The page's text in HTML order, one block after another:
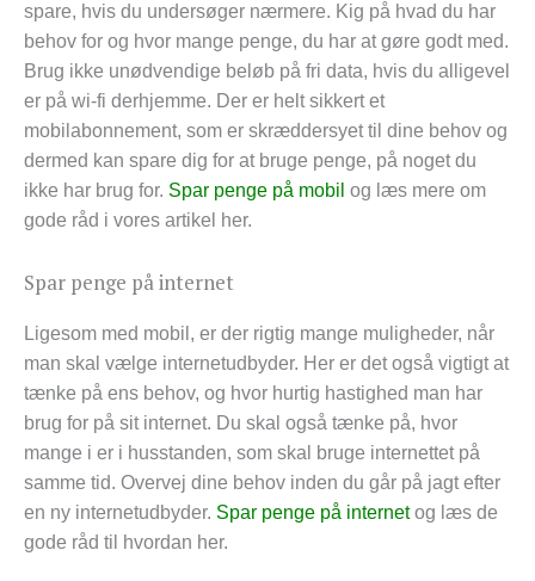
spare, hvis du undersøger nærmere. Kig på hvad du har
behov for og hvor mange penge, du har at gøre godt med.
Brug ikke unødvendige beløb på fri data, hvis du alligevel
er på wi-fi derhjemme. Der er helt sikkert et
mobilabonnement, som er skræddersyet til dine behov og
dermed kan spare dig for at bruge penge, på noget du
ikke har brug for. Spar penge på mobil og læs mere om
gode råd i vores artikel her.
Spar penge på internet
Ligesom med mobil, er der rigtig mange muligheder, når
man skal vælge internetudbyder. Her er det også vigtigt at
tænke på ens behov, og hvor hurtig hastighed man har
brug for på sit internet. Du skal også tænke på, hvor
mange i er i husstanden, som skal bruge internettet på
samme tid. Overvej dine behov inden du går på jagt efter
en ny internetudbyder. Spar penge på internetog læs de
gode råd til hvordan her.